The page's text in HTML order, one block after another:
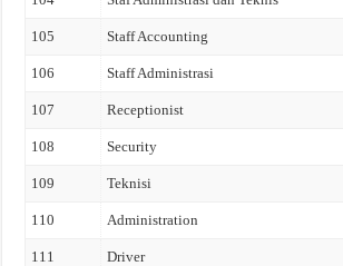
105 Staff Accounting
106 Staff Administrasi
107 Receptionist
108 Security
109 Teknisi
110 Administration
111 Driver